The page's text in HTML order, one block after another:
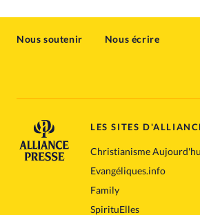
Nous soutenir Nous écrire
LES SITES
Christianisme
Evangéliques.info
Family
SpirituElles